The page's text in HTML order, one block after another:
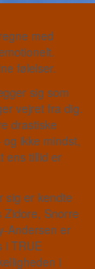
med
følelser.
sig som
vejret fra dig.
drastiske
ikke mindst,
ens tillid er
sig er kendte
Zidore, Snorre
Andersen er
i TRUE
i